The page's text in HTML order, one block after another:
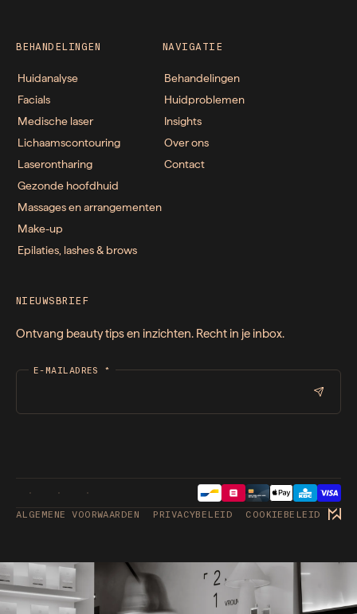
BEHANDELINGEN
Huidanalyse
Facials
Medische laser
Lichaamscontouring
Laserontharing
Gezonde hoofdhuid
Massages en arrangementen
Make-up
Epilaties, lashes & brows
NAVIGATIE
Behandelingen
Huidproblemen
Insights
Over ons
Contact
NIEUWSBRIEF
Ontvang beauty tips en inzichten. Recht in je inbox.
E-MAILADRES *
ALGEMENE VOORWAARDEN PRIVACYBELEID COOKIEBELEID